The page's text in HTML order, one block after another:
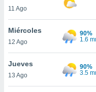
más
nuestra
y
11 Ago
Miércoles
12 Ago
90%
1.6
Jueves
13 Ago
90%
3.5